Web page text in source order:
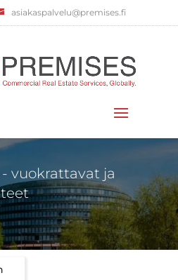
asiakaspalvelu@premises.fi
vuokrattavat ja